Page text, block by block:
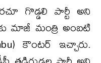
గొడ్డ‌లి పార్టీ అని
మాజీ మంత్రి అంబ‌టి
కౌంట‌ర్ ఇచ్చారు.